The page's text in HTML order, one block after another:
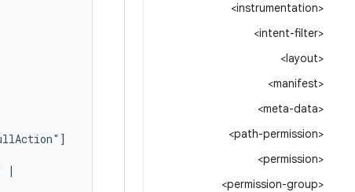
<instrumentation>
<intent-filter>
<layout>
<manifest>
<meta-data>
<path-permission>
<permission>
<permission-group>